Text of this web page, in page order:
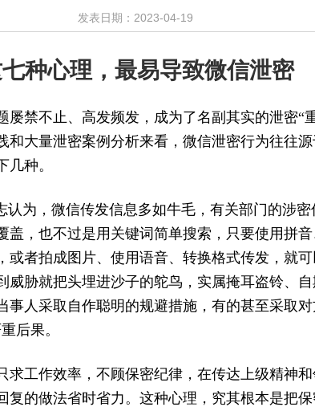
发表日期：2023-04-19
种心理，最易导致微信泄密
屡禁不止、高发频发，成为了名副其实的泄密“
和大量泄密案例分析来看，微信泄密行为往往
种。
认为，微信传发信息多如牛毛，有关部门的涉
盖，也不过是用关键词简单搜索，只要使用拼
或者拍成图片、使用语音、转换格式传发，就
威胁就把头埋进沙子的鸵鸟，实属掩耳盗铃、
事人采取自作聪明的规避措施，有的甚至采取
后果。
求工作效率，不顾保密纪律，在传达上级精神
复的做法省时省力。这种心理，究其根本是把